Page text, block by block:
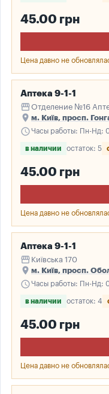
45.00 грн
Цена давно не
Аптека 9-1-1
storefrontОтделение №16
place м. Київ, просп.
scheduleЧасы работы: Пн-Нд:
в наличии остаток: 5
45.00 грн
Цена давно не
Аптека 9-1-1
storefront Київська 170
place м. Київ, просп.
scheduleЧасы работы: Пн-Нд:
в наличии остаток: 4
45.00 грн
Цена давно не